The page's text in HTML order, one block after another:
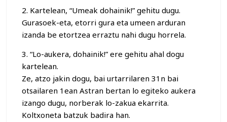
2. Kartelean, “Umeak dohainik!” gehitu dugu.
Gurasoek-eta, etorri gura eta umeen arduran
izanda be etortzea erraztu nahi dugu horrela.
3. “Lo-aukera, dohainik!” ere gehitu ahal dogu
kartelean.
Ze, atzo jakin dogu, bai urtarrilaren 31n bai
otsailaren 1ean Astran bertan lo egiteko aukera
izango dugu, norberak lo-zakua ekarrita.
Koltxoneta batzuk badira han.